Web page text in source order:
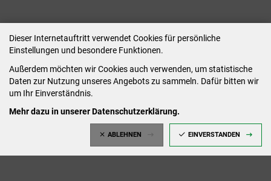
Dieser Internetauftritt verwendet Cookies für persönliche
Einstellungen und besondere Funktionen.
Außerdem möchten wir Cookies auch verwenden, um statistische
Daten zur Nutzung unseres Angebots zu sammeln. Dafür bitten wir
um Ihr Einverständnis.
Mehr dazu in unserer Datenschutzerklärung.
ABLEHNEN EINVERSTANDEN
Montag: 09:00-12:00 /14:00-15:00 Uhr
Dienstag: 09:00-12:00 /14:00-16:00 Uhr
Mittwoch: 09:00 - 12:00 Uhr (nach vorheriger
Donnerstag: 09:00-12:00 /14:00-18:00 Uhr
Freitag: 09:00-12:00 Uhr